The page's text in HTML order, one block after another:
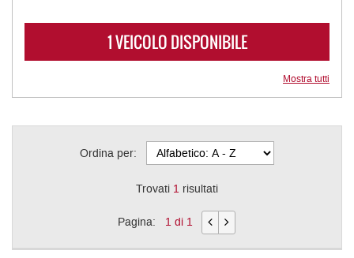
1 VEICOLO DISPONIBILE
Mostra tutti
Ordina per:
Trovati 1 risultati
Pagina: 1 di 1